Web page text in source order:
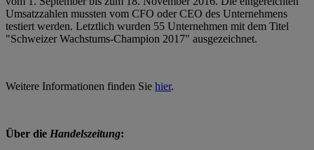
Umsatzzahlen mussten vom CFO oder CEO des Unternehmens
testiert werden. Letztlich wurden 55 Unternehmen mit dem Titel
"Schweizer Wachstums-Champion 2017" ausgezeichnet.
Weitere Informationen finden Sie hier.
Über die Handelszeitung: